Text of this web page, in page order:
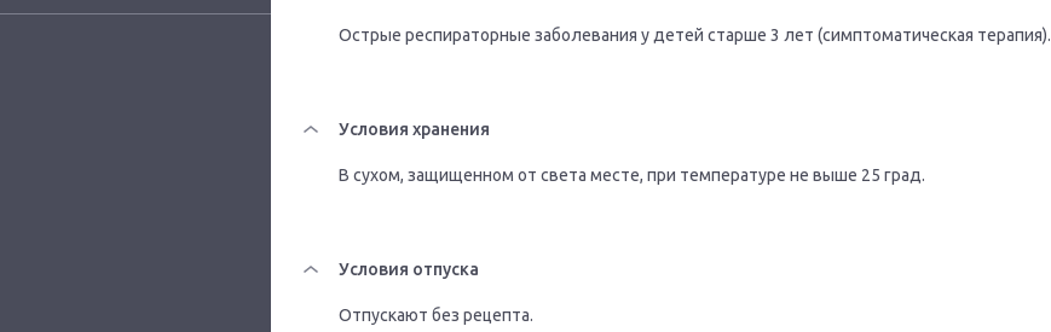
Острые респираторные заболевания у детей старше 3 лет (симптоматическая терапия).
Условия хранения
В сухом, защищенном от света месте, при температуре не выше 25 град.
Условия отпуска
Отпускают без рецепта.